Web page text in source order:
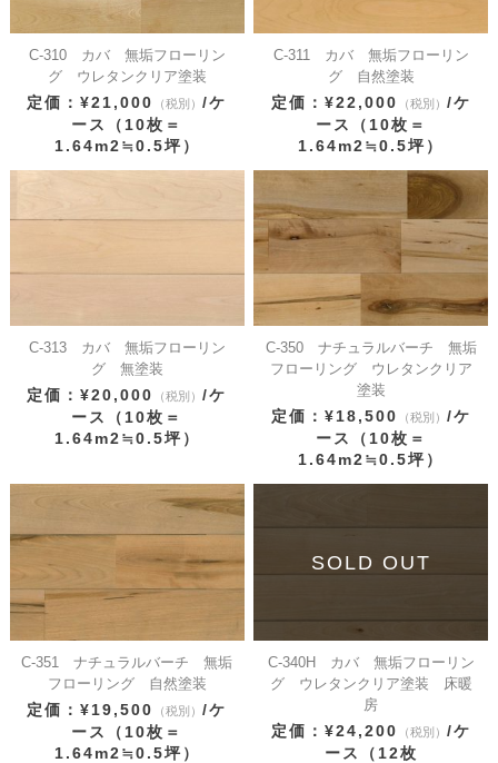
C-310 カバ 無垢フローリン
グ ウレタンクリア塗装
定価：¥21,000 （税別）/ケ
ース（10枚＝
1.64m2≒0.5坪）
C-311 カバ 無垢フローリン
グ 自然塗装
定価：¥22,000 （税別） /ケ
ース（10枚＝
1.64m2≒0.5坪）
C-313 カバ 無垢フローリン
グ 無塗装
定価：¥20,000 （税別）/ケ
ース（10枚＝
1.64m2≒0.5坪）
C-350 ナチュラルバーチ 無垢
フローリング ウレタンクリア
塗装
定価：¥18,500 （税別） /ケ
ース（10枚＝
1.64m2≒0.5坪）
C-351 ナチュラルバーチ 無垢
フローリング 自然塗装
定価：¥19,500 （税別）/ケ
ース（10枚＝
1.64m2≒0.5坪）
SOLD OUT
C-340H カバ 無垢フローリン
グ ウレタンクリア塗装 床暖
房
定価：¥24,200 （税別） /ケ
ース（12枚